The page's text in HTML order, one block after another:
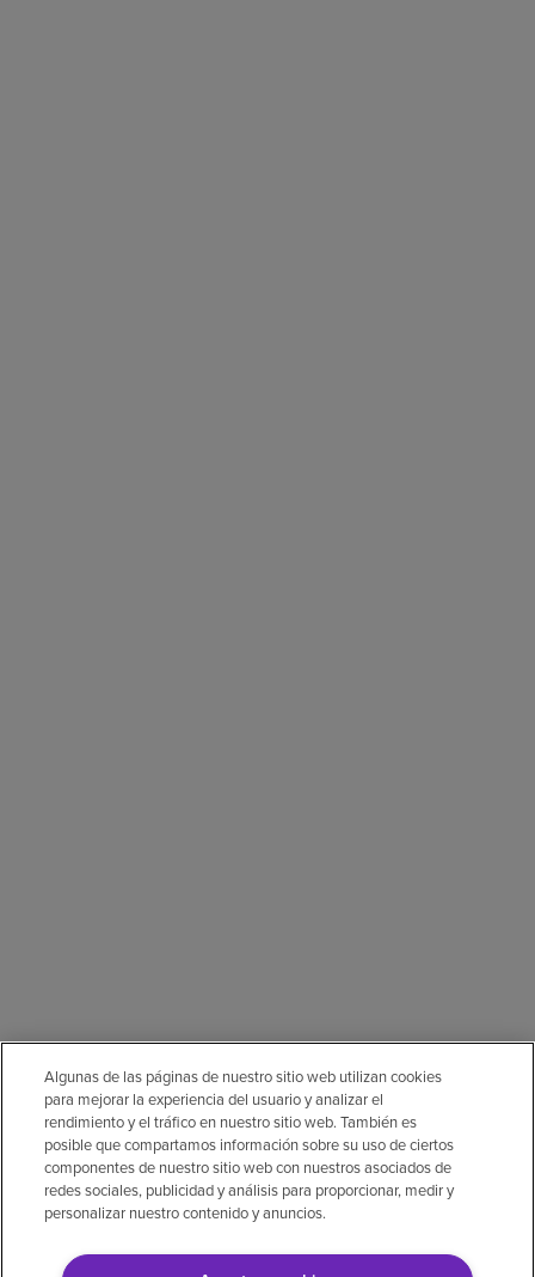
Algunas de las páginas de nuestro sitio web utilizan cookies
para mejorar la experiencia del usuario y analizar el
rendimiento y el tráfico en nuestro sitio web. También es
posible que compartamos información sobre su uso de ciertos
componentes de nuestro sitio web con nuestros asociados de
redes sociales, publicidad y análisis para proporcionar, medir y
personalizar nuestro contenido y anuncios.